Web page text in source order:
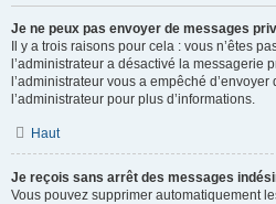
Je ne peux pas envoyer de messages
Il y a trois raisons pour cela : vous n’êtes
l’administrateur a désactivé la messagerie
l’administrateur vous a empêché
l’administrateur pour plus d’informations.
Haut
Je reçois sans arrêt des messages
Vous pouvez supprimer automatiquement